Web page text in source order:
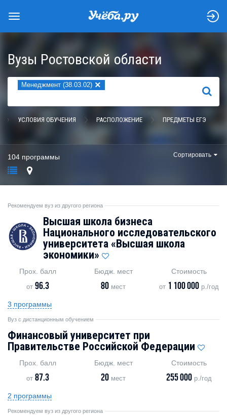
Вузы Ростовской области
Менеджмент (38.03.02) ×
НАЙТИ
УСЛОВИЯ ОБУЧЕНИЯ РАСПОЛОЖЕНИЕ ПРЕДМЕТЫ ЕГЭ
104 программы Сортировать
Рекомендуем вуз из другого региона
Высшая школа бизнеса
Национального исследовательского
университета «Высшая школа
экономики»
Прох. балл
от96.3
Бюдж. мест
80 мест
Стоимость
от 1 100 000 р./год
3 программы
Вуз с дистанционным обучением
Финансовый университет при
Правительстве Российской Федерации
Прох. балл
от87.3
Бюдж. мест
20 мест
Стоимость
255 000 р./год
2 программы
Рекомендуем вуз из другого региона